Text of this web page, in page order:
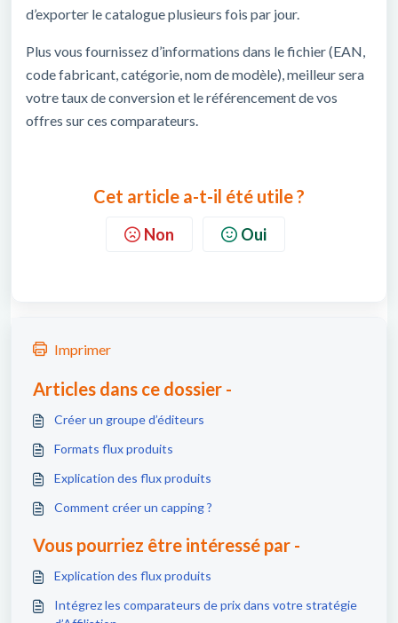
d’exporter le catalogue plusieurs fois par jour.
Plus vous fournissez d’informations dans le fichier (EAN,
code fabricant, catégorie, nom de modèle), meilleur sera
votre taux de conversion et le référencement de vos
offres sur ces comparateurs.
Cet article a-t-il été utile ?
Non Oui
Imprimer
Articles dans ce dossier -
Créer un groupe d’éditeurs
Formats flux produits
Explication des flux produits
Comment créer un capping ?
Vous pourriez être intéressé par -
Explication des flux produits
Intégrez les comparateurs de prix dans votre stratégie